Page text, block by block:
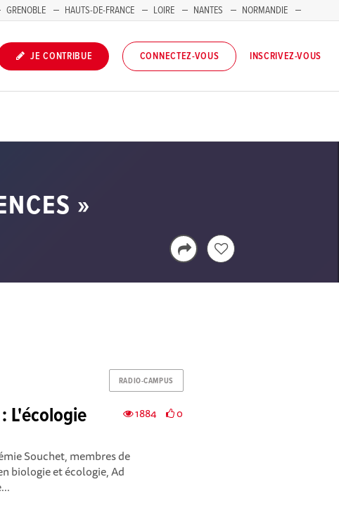
GRENOBLE HAUTS-DE-FRANCE LOIRE NANTES
NORMANDIE
JE CONTRIBUE CONNECTEZ-VOUS INSCRIVEZ-VOUS
»
RADIO-CAMPUS
1884 0
L'écologie
Souchet, membres de
biologie et écologie, Ad